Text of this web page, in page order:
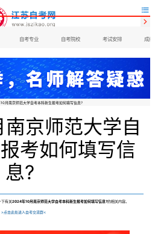

自考专业 自考院校 考试安排 成绩

月南京师范大学自考本科新生报考如何填写信息?
京师范大学自
考如何填写信
息?
下有关2024年10月南京师范大学自考本科新生报考如何填写信息?的相关内容。
>点击此处进入自考交流群<